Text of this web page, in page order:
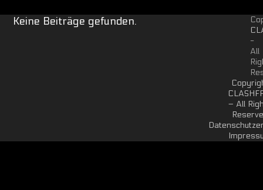
Keine Beiträge gefunden.
-
All
– All